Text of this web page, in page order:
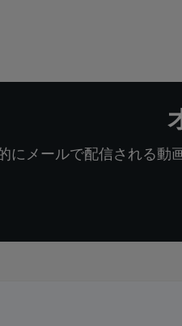
にメールで配信される動